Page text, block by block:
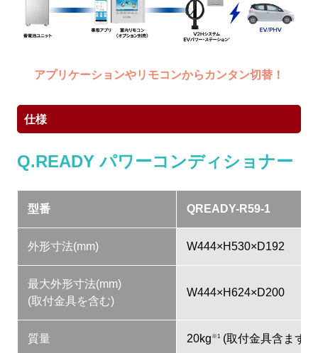
アプリケーションやリモコンからカンタン切替！
仕様
Q.READY パワーコンディショナー
型番 QREADY-R59-1
外形寸法(mm) W444×H530×D192
最大外形寸法(mm)
(取付金具を含む)
W444×H624×D200
質量 20kg ※1(取付金具含まず)